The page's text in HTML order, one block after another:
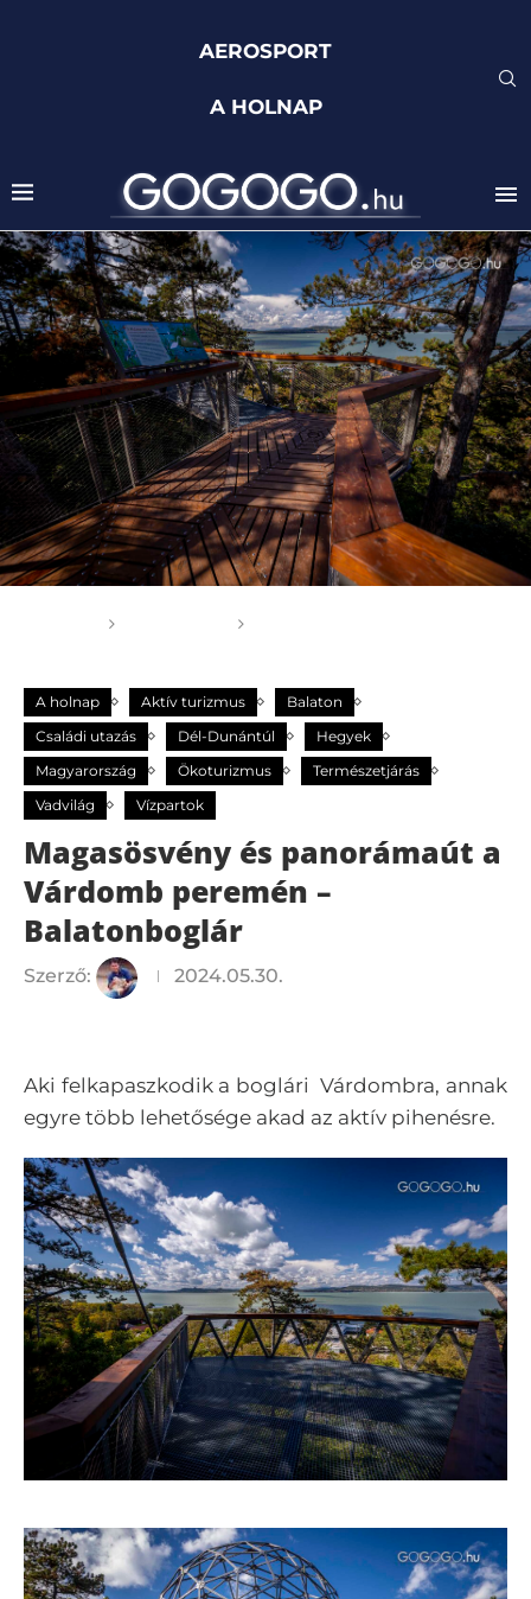
AEROSPORT
A HOLNAP
A holnap Aktív turizmus
Balaton
Családi utazás
Dél-Dunántúl
Hegyek
Magyarország
Ökoturizmus
Természetjárás
Vadvilág
Vízpartok
Magasösvény és panorámaút a
Várdomb peremén –
Balatonboglár
Szerző: 2024.05.30.
Aki felkapaszkodik a boglári Várdombra, annak
egyre több lehetősége akad az aktív pihenésre.